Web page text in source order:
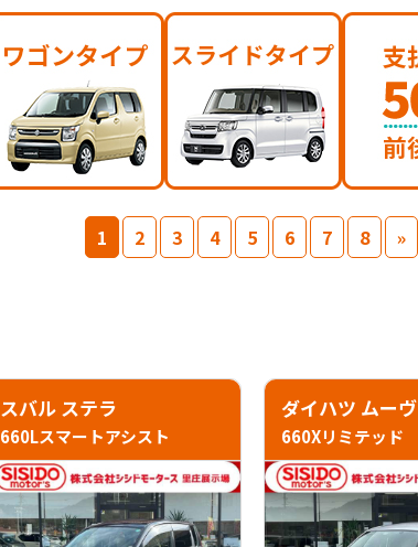
1 2 3 4 5 6 7 8 »
スバル ステラ
660Lスマートアシスト
ダイハツ ムーヴ
660Xリミテッド